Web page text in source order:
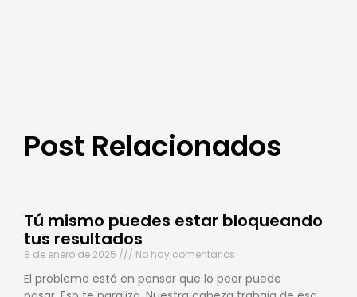
Post Relacionados
Tú mismo puedes estar bloqueando
tus resultados
8 de enero de 2025 No hay comentarios
El problema está en pensar que lo peor puede